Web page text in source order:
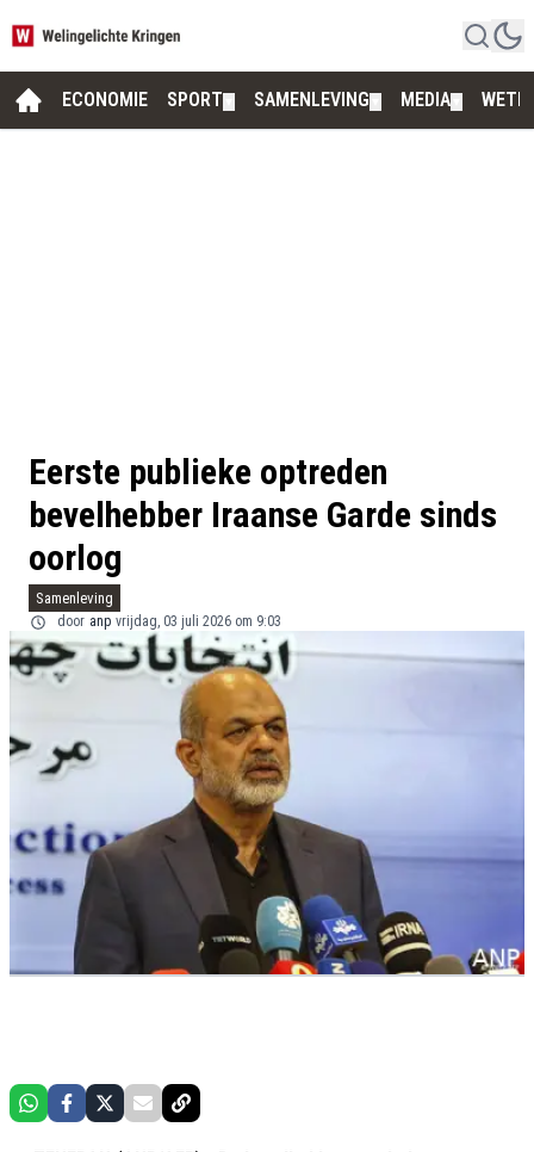
ECONOMIE SPORT SAMENLEVING MEDIA
Eerste publieke optreden
bevelhebber Iraanse Garde sinds
oorlog
Samenleving
door anp vrijdag, 03 juli 2026 om 9:03